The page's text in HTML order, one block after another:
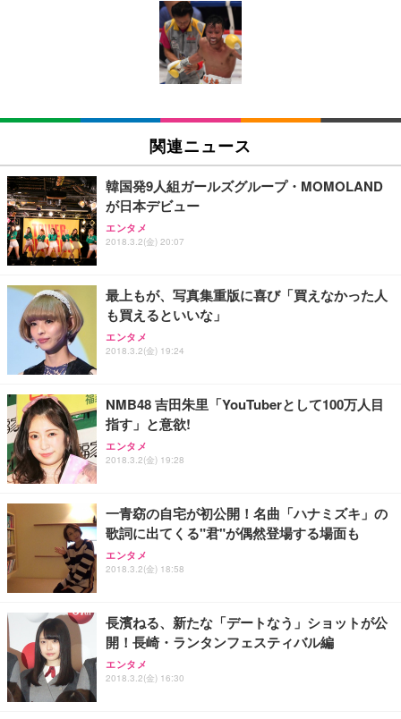
[EdoErgo] オフィスチェア 椅子 テレワーク 疲れな
い 跳ね上げ式アームレスト コンパクト 約105度ロッ
キング pc 事務椅子 360度回転 座面昇降 強化ナイロ
ン樹脂ベース 通気性メッシュ 在宅ワーク H-WY01
(黒網+黒枠+黒足)
SIHOO B100 オフィスチェア／デスクチェア メッシ
ュチェア 人間工学 疲れない ブラック
￥27,999
Sezlife オフィスチェア デスクチェア 疲れない テレ
ワーク チェア 強化バックレスト 30度ロッキング機
能 人間工学 椅子 腰サポート 90度跳ね上げ式アーム
務用 おしゃれ パソコンチェア (ブラック)
Sezlife オフィスチェア デスクチェア 疲れない テレ
ワーク チェア 強化バックレスト 30度ロッキング機
能 人間工学 椅子 腰サポート 90度跳ね上げ式アーム
務用 おしゃれ パソコンチェア (ホワイト)
ANDWINT オフィスチェア デスクチェア 肘なし メ
ッシュ 通気性 ランバーサポート付き 腰サポート ガ
ス圧無段階昇降 360度回転 キャスター付き コンパク
EIZO ビジネス向けプレミアムモニター | FlexScan
EV3240X-WT | 31.5型4K UHD・USB Type-C・ホワ
￥105,595
EIZO ビジネス向けプレミアムモニター | FlexScan
￥109,572
【純正品】27"ゲーミングモニター DualSense 充電
フック付き（CFI-ZDM1J）
【整備済み品】Dell E2724HS 27インチ 液晶モニタ
ー フルHD（1920×1080）VA 非光沢 HDMI/DisplayP
ort/VGA スピーカー内蔵 高さ調整 スイベル VESA対
【MiniLED/24.5inch/280Hz/FHD】GRAPHT THE S
HOOTER Gaming Monitor 24” Essential ゲーミン
グモニター QD 24.5インチ 1ms FHD 量子ドット 残
Amazonベーシック ペットシーツ 薄型 レギュラー 1
回使い捨て 無香料 ホワイト 300枚
Amazonベーシック ペットシーツ 厚型 ワイド 42枚
x2袋(84枚) ホワイト(吸収面:ライトブルー)
￥3,234
ネオ・ルーライフ ネオ・オムツ L 中型犬用 26枚入
り 単品
Smart Basic(スマートベーシック) 【Amazon.co.jp
限定】 Smart Basic アイリスオーヤマ ペットシーツ
超厚型 お徳用 ワイド 100枚入 (x 1) (ケース販売)
アイリスオーヤマ ペットシーツ 超厚型 お徳用 レギ
ュラー 200枚入【Amazon.co.jp限定】
関連ニュース
韓国発9人組ガールズグループ・MOMOLAND
が日本デビュー
エンタメ
2018.3.2(金) 20:07
最上もが、写真集重版に喜び「買えなかった人
も買えるといいな」
エンタメ
2018.3.2(金) 19:24
NMB48 吉田朱里「YouTuberとして100万人目
指す」と意欲!
エンタメ
2018.3.2(金) 19:28
一青窈の自宅が初公開！名曲「ハナミズキ」の
歌詞に出てくる"君"が偶然登場する場面も
エンタメ
2018.3.2(金) 18:58
長濱ねる、新たな「デートなう」ショットが公
開！長崎・ランタンフェスティバル編
エンタメ
2018.3.2(金) 16:30